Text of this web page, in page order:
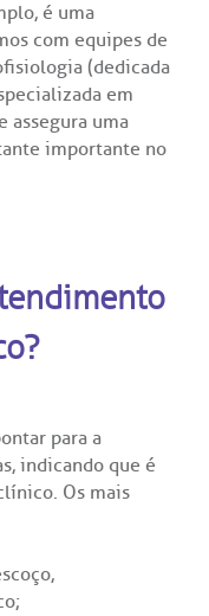
é uma
com equipes de
(dedicada
em
assegura uma
importante no
para a
indicando que é
Os mais